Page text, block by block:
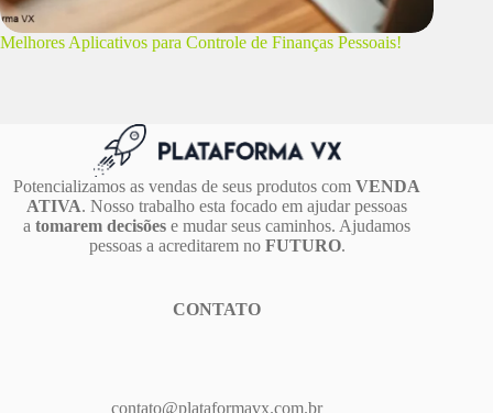
Melhores Aplicativos para Controle de Finanças Pessoais!
Potencializamos as vendas de seus produtos comVENDA
ATIVA. Nosso trabalho esta focado em ajudar pessoas
atomarem decisões e mudar seus caminhos. Ajudamos
pessoas a acreditarem no FUTURO.
CONTATO
contato@plataformavx.com.br